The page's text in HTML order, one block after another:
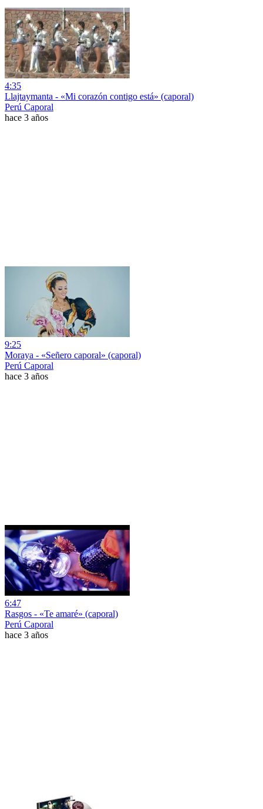
4:35
Llajtaymanta - «Mi corazón contigo está» (caporal)
Perú Caporal
hace 3 años
9:25
Moraya - «Señero caporal» (caporal)
Perú Caporal
hace 3 años
6:47
Rasgos - «Te amaré» (caporal)
Perú Caporal
hace 3 años